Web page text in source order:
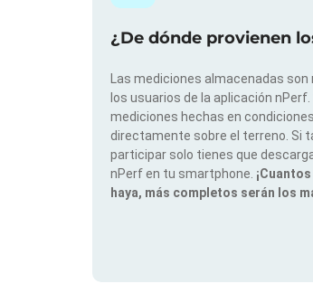
¿De dónde provienen
Las mediciones almacenadas
los usuarios de la aplicación nPerf.
mediciones hechas en
directamente sobre el terreno. Si
participar solo tienes que
nPerf en tu smartphone.
haya, más completos serán los